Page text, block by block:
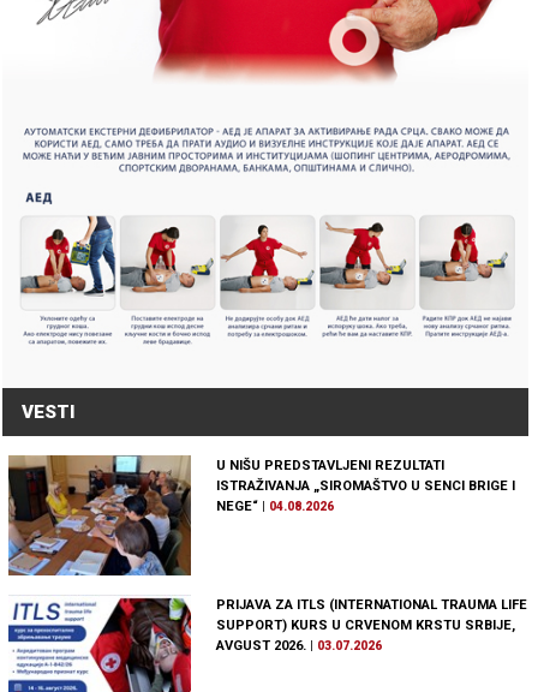
VESTI
U NIŠU PREDSTAVLJENI REZULTATI
ISTRAŽIVANJA „SIROMAŠTVO U SENCI BRIGE I
NEGE“ | 04.08.2026
PRIJAVA ZA ITLS (INTERNATIONAL TRAUMA LIFE
SUPPORT) KURS U CRVENOM KRSTU SRBIJE,
AVGUST 2026.
03.07.2026